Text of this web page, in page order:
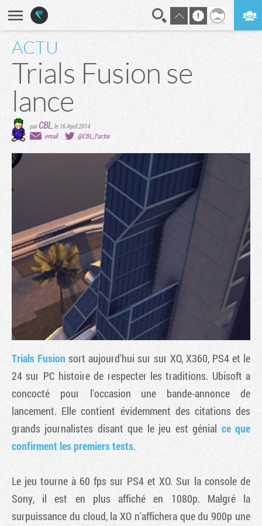
ACTU
Trials Fusion se
lance
parCBL le 16 April 2014
email
@CBL_Factor
Trials Fusion sort aujourd'hui sur sur XO, X360, PS4 et le
24 sur PC histoire de respecter les traditions. Ubisoft a
concocté pour l'occasion une bande-annonce de
lancement. Elle contient évidemment des citations des
grands journalistes disant que le jeu est génial ce que
confirment les premiers tests.
Le jeu tourne à 60 fps sur PS4 et XO. Sur la console de
Sony, il est en plus affiché en 1080p. Malgré la
surpuissance du cloud, la XO n'affichera que du 900p une
Tribune